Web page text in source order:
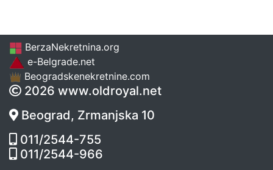
BerzaNekretnina.org
e-Belgrade.net
Beogradskenekretnine.com
2026 www.oldroyal.net
Beograd, Zrmanjska 10
011/2544-755
011/2544-966